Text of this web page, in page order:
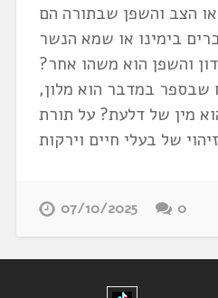
הצב והשפן שבתורה הם
בימינו או שמא הנשר
והשפן הוא משהו אחר?
שבספר במדבר הוא מלון,
מין של דלעת? על תורת
של בעלי חיים וירקות
07/10/2025 0